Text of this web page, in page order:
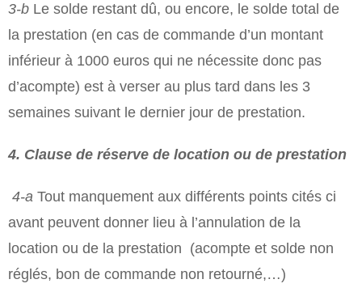
3-­b Le solde restant dû, ou encore, le solde total de
la prestation (en cas de commande d’un montant
inférieur à 1000 euros qui ne nécessite donc pas
d’acompte) est à verser au plus tard dans les 3
semaines suivant le dernier jour de prestation.
4. Clause de réserve de location ou de prestation
4-a Tout manquement aux différents points cités ci
avant peuvent donner lieu à l’annulation de la
location ou de la prestation (acompte et solde non
réglés, bon de commande non retourné,…)